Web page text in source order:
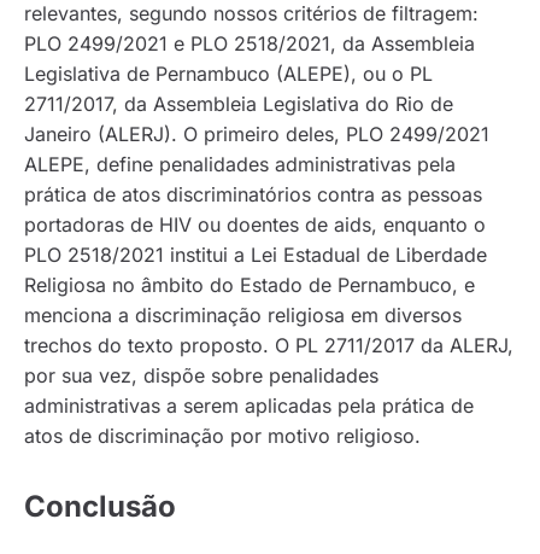
relevantes, segundo nossos critérios de filtragem:
PLO 2499/2021 e PLO 2518/2021, da Assembleia
Legislativa de Pernambuco (ALEPE), ou o PL
2711/2017, da Assembleia Legislativa do Rio de
Janeiro (ALERJ). O primeiro deles, PLO 2499/2021
ALEPE, define penalidades administrativas pela
prática de atos discriminatórios contra as pessoas
portadoras de HIV ou doentes de aids, enquanto o
PLO 2518/2021 institui a Lei Estadual de Liberdade
Religiosa no âmbito do Estado de Pernambuco, e
menciona a discriminação religiosa em diversos
trechos do texto proposto. O PL 2711/2017 da ALERJ,
por sua vez, dispõe sobre penalidades
administrativas a serem aplicadas pela prática de
atos de discriminação por motivo religioso.
Conclusão